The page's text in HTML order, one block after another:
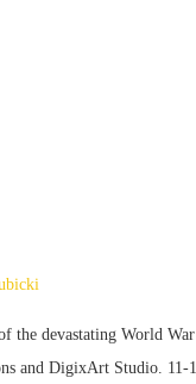
the devastating World
and DigixArt Studio. 11-